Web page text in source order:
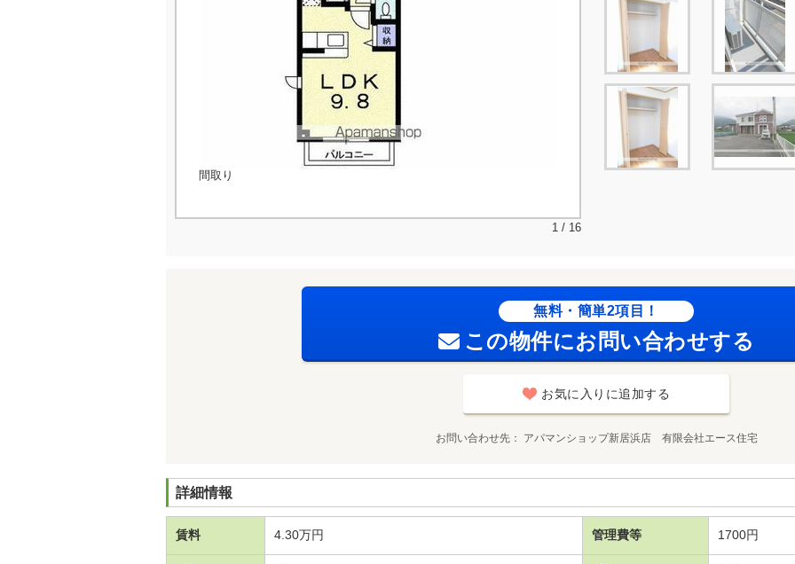
間取り
1 / 16
無料・簡単2項目！
この物件にお問い合わせする
お気に入りに追加する
お問い合わせ先 アパマンショップ新居浜店 有限会社エース住宅
詳細情報
賃料 4.30万円 管理費等 1700円